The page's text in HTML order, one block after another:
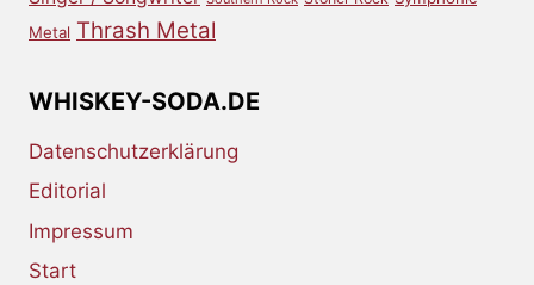
Metal Thrash Metal
WHISKEY-SODA.DE
Datenschutzerklärung
Editorial
Impressum
Start